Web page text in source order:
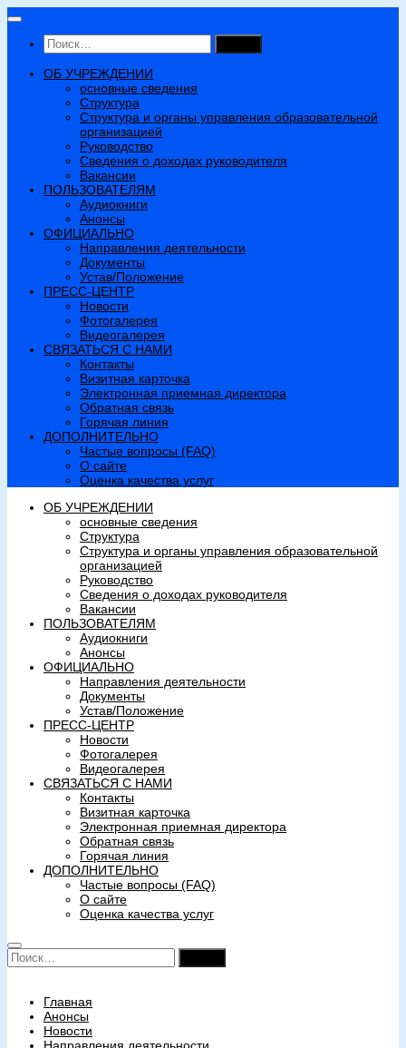
Перейти
содержимому
Найти:
ОБ УЧРЕЖДЕНИИ
основные сведения
Структура
Структура и органы управления образовательной
организацией
Руководство
Сведения о доходах руководителя
Вакансии
ПОЛЬЗОВАТЕЛЯМ
Аудиокниги
Анонсы
ОФИЦИАЛЬНО
Направления деятельности
Документы
Устав/Положение
ПРЕСС-ЦЕНТР
Новости
Фотогалерея
Видеогалерея
СВЯЗАТЬСЯ С НАМИ
Контакты
Визитная карточка
Электронная приемная директора
Обратная связь
Горячая линия
ДОПОЛНИТЕЛЬНО
Частые вопросы (FAQ)
О сайте
Оценка качества услуг
ОБ УЧРЕЖДЕНИИ
основные сведения
Структура
Структура и органы управления образовательной
организацией
Руководство
Сведения о доходах руководителя
Вакансии
ПОЛЬЗОВАТЕЛЯМ
Аудиокниги
Анонсы
ОФИЦИАЛЬНО
Направления деятельности
Документы
Устав/Положение
ПРЕСС-ЦЕНТР
Новости
Фотогалерея
Видеогалерея
СВЯЗАТЬСЯ С НАМИ
Контакты
Визитная карточка
Электронная приемная директора
Обратная связь
Горячая линия
ДОПОЛНИТЕЛЬНО
Частые вопросы (FAQ)
О сайте
Оценка качества услуг
Найти:
Главная
Анонсы
Новости